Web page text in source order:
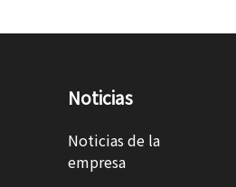
Noticias
Noticias de la
empresa